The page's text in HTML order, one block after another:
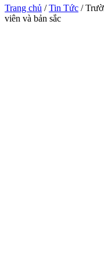
Trang chủ /Tin Tức /
viên và bản sắc